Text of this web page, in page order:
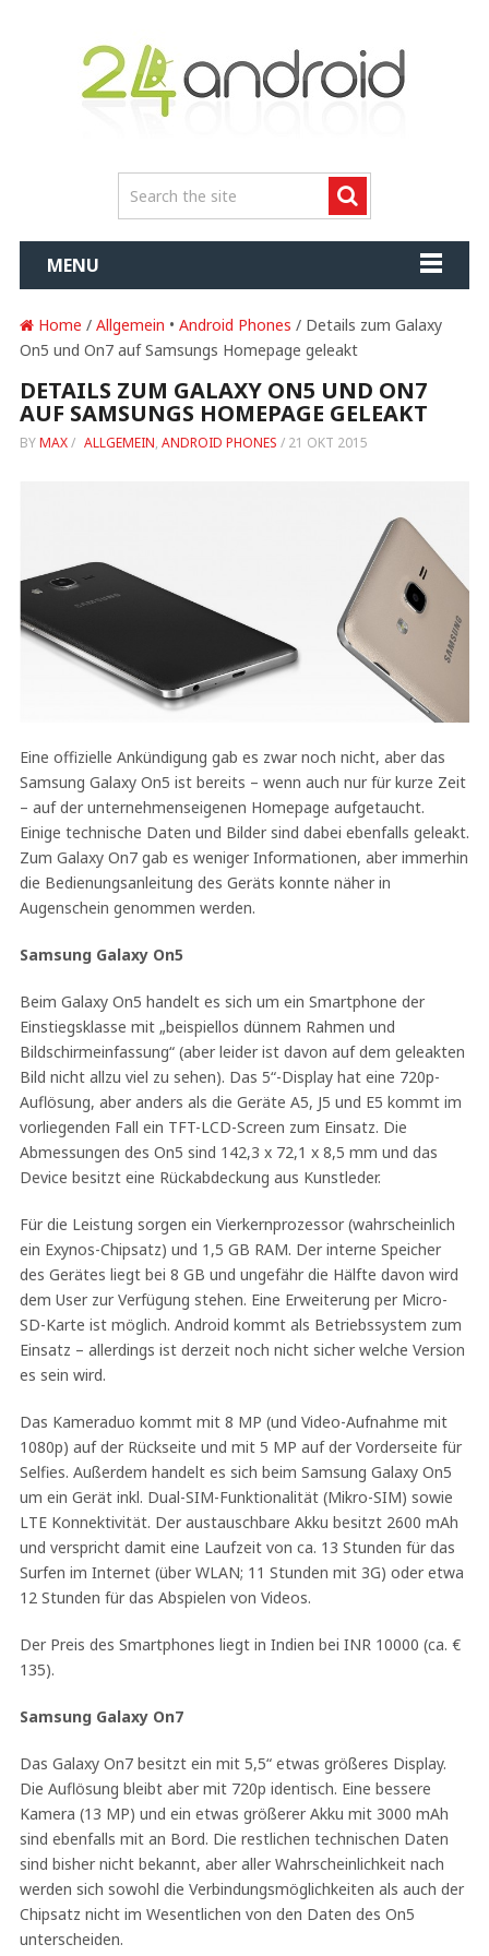
MENU
Home / Allgemein • Android Phones / Details zum Galaxy
On5 und On7 auf Samsungs Homepage geleakt
DETAILS ZUM GALAXY ON5 UND ON7
AUF SAMSUNGS HOMEPAGE GELEAKT
BYMAX/ ALLGEMEIN, ANDROID PHONES / 21 OKT 2015
Eine offizielle Ankündigung gab es zwar noch nicht, aber das
Samsung Galaxy On5 ist bereits – wenn auch nur für kurze Zeit
– auf der unternehmenseigenen Homepage aufgetaucht.
Einige technische Daten und Bilder sind dabei ebenfalls geleakt.
Zum Galaxy On7 gab es weniger Informationen, aber immerhin
die Bedienungsanleitung des Geräts konnte näher in
Augenschein genommen werden.
Samsung Galaxy On5
Beim Galaxy On5 handelt es sich um ein Smartphone der
Einstiegsklasse mit „beispiellos dünnem Rahmen und
Bildschirmeinfassung“ (aber leider ist davon auf dem geleakten
Bild nicht allzu viel zu sehen). Das 5“-Display hat eine 720p-
Auflösung, aber anders als die Geräte A5, J5 und E5 kommt im
vorliegenden Fall ein TFT-LCD-Screen zum Einsatz. Die
Abmessungen des On5 sind 142,3 x 72,1 x 8,5 mm und das
Device besitzt eine Rückabdeckung aus Kunstleder.
Für die Leistung sorgen ein Vierkernprozessor (wahrscheinlich
ein Exynos-Chipsatz) und 1,5 GB RAM. Der interne Speicher
des Gerätes liegt bei 8 GB und ungefähr die Hälfte davon wird
dem User zur Verfügung stehen. Eine Erweiterung per Micro-
SD-Karte ist möglich. Android kommt als Betriebssystem zum
Einsatz – allerdings ist derzeit noch nicht sicher welche Version
es sein wird.
Das Kameraduo kommt mit 8 MP (und Video-Aufnahme mit
1080p) auf der Rückseite und mit 5 MP auf der Vorderseite für
Selfies. Außerdem handelt es sich beim Samsung Galaxy On5
um ein Gerät inkl. Dual-SIM-Funktionalität (Mikro-SIM) sowie
LTE Konnektivität. Der austauschbare Akku besitzt 2600 mAh
und verspricht damit eine Laufzeit von ca. 13 Stunden für das
Surfen im Internet (über WLAN; 11 Stunden mit 3G) oder etwa
12 Stunden für das Abspielen von Videos.
Der Preis des Smartphones liegt in Indien bei INR 10000 (ca. €
135).
Samsung Galaxy On7
Das Galaxy On7 besitzt ein mit 5,5“ etwas größeres Display.
Die Auflösung bleibt aber mit 720p identisch. Eine bessere
Kamera (13 MP) und ein etwas größerer Akku mit 3000 mAh
sind ebenfalls mit an Bord. Die restlichen technischen Daten
sind bisher nicht bekannt, aber aller Wahrscheinlichkeit nach
werden sich sowohl die Verbindungsmöglichkeiten als auch der
Chipsatz nicht im Wesentlichen von den Daten des On5
unterscheiden.